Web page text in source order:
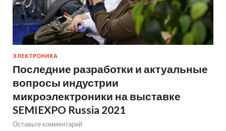
ЭЛЕКТРОНИКА
Последние разработки и актуальные
вопросы индустрии
микроэлектроники на выставке
SEMIEXPO Russia 2021
Оставьте комментарий